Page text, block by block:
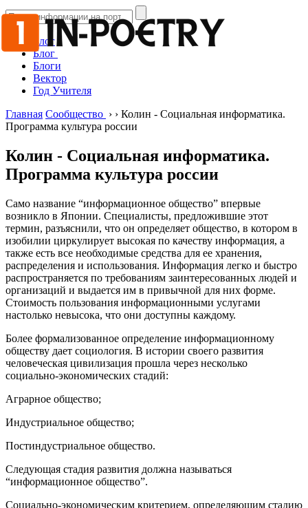
Блог
Блог
Блоги
Вектор
Год Учителя
Главная Сообщество › › Колин - Социальная информатика.
Программа культура россии
Колин - Социальная информатика.
Программа культура россии
Само название “информационное общество” впервые
возникло в Японии. Специалисты, предложившие этот
термин, разъяснили, что он определяет общество, в котором в
изобилии циркулирует высокая по качеству информация, а
также есть все необходимые средства для ее хранения,
распределения и использования. Информация легко и быстро
распространяется по требованиям заинтересованных людей и
организаций и выдается им в привычной для них форме.
Стоимость пользования информационными услугами
настолько невысока, что они доступны каждому.
Более формализованное определение информационному
обществу дает социология. В истории своего развития
человеческая цивилизация прошла через несколько
социально-экономических стадий:
Аграрное общество;
Индустриальное общество;
Постиндустриальное общество.
Следующая стадия развития должна называться
“информационное общество”.
Социально-экономическим критерием, определяющим стадию